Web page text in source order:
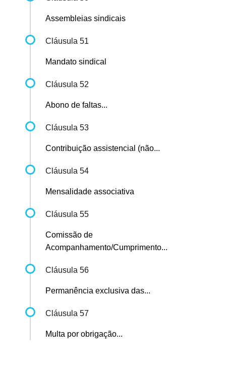
Assembleias sindicais
Cláusula 51
Mandato sindical
Cláusula 52
Abono de faltas...
Cláusula 53
Contribuição assistencial (não...
Cláusula 54
Mensalidade associativa
Cláusula 55
Comissão de
Acompanhamento/Cumprimento...
Cláusula 56
Permanência exclusiva das...
Cláusula 57
Multa por obrigação...